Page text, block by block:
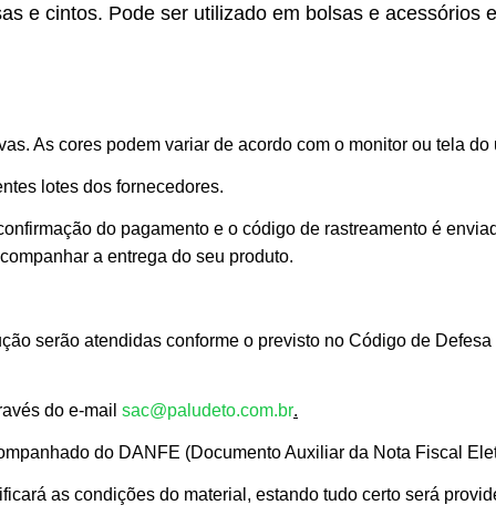
e cintos. Pode ser utilizado em bolsas e acessórios
As cores podem variar de acordo com o monitor ou tela do
lotes dos fornecedores.
do pagamento e o código de rastreamento é
a entrega do seu produto.
serão atendidas conforme o previsto no Código de
do e-mail sac@paludeto.com.br.
do DANFE (Documento Auxiliar da Nota Fiscal
as condições do material, estando tudo certo será